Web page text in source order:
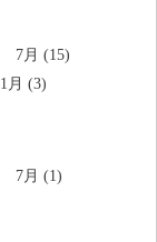
7月 (15)
1月 (3)
7月 (1)